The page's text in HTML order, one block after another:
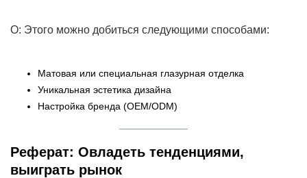
О: Этого можно добиться следующими способами:
Матовая или специальная глазурная отделка
Уникальная эстетика дизайна
Настройка бренда (OEM/ODM)
Реферат: Овладеть тенденциями,
выиграть рынок